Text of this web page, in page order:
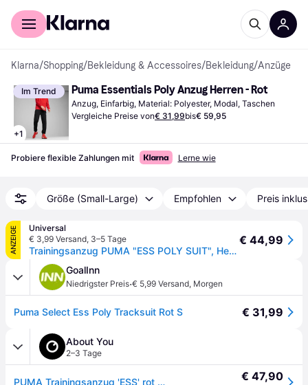
Für Shopper
Klarna/Shopping/Bekleidung & Accessoires/Bekleidung/Anzüge
Im Trend
+1
Puma Essentials Poly Anzug Herren - Rot
Anzug, Einfarbig, Material: Polyester, Modal, Taschen
Vergleiche Preise von€ 31,99bis€ 59,95
Probiere flexible Zahlungen mit Lerne wie
Größe (Small-Large) Empfohlen Preis
ANZEIGE
Universal
€ 3,99 Versand, 3–5 Tage
Trainingsanzug PUMA "ESS POLY SUIT", Herren, Gr. S, rot (for all time rot), Trikot, Obermaterial: 100% Polyester, unifarben, regular fit, Sportanzüge Trainingsanzug, Sportanzug, für entspannte Tage, für vielseitige Aktivitäten
€ 44,99
GoalInn
Niedrigster Preis·€ 5,99 Versand, Morgen
Puma Select Ess Poly Tracksuit Rot S € 31,99
About You
2–3 Tage
PUMA Trainingsanzug 'ESS' rot / schwarz € 47,90